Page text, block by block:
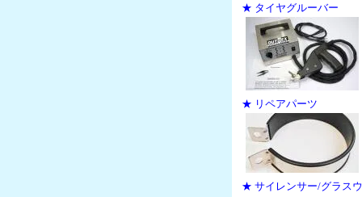
★ タイヤグルーバー
★ リペアパーツ
★ サイレンサー/グラス